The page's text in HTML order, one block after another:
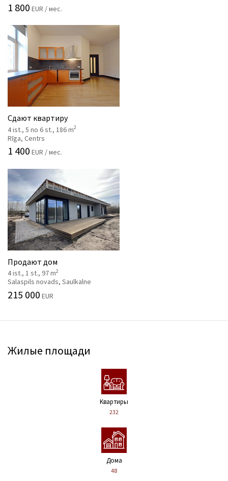
1 800 EUR / мес.
Сдают квартиру
4 ist., 5 no 6 st., 186 m2
Rīga, Centrs
1 400 EUR / мес.
Продают дом
4 ist., 1 st., 97 m2
Salaspils novads, Saulkalne
215 000 EUR
Жилые площади
Kвартиры
232
Дома
48